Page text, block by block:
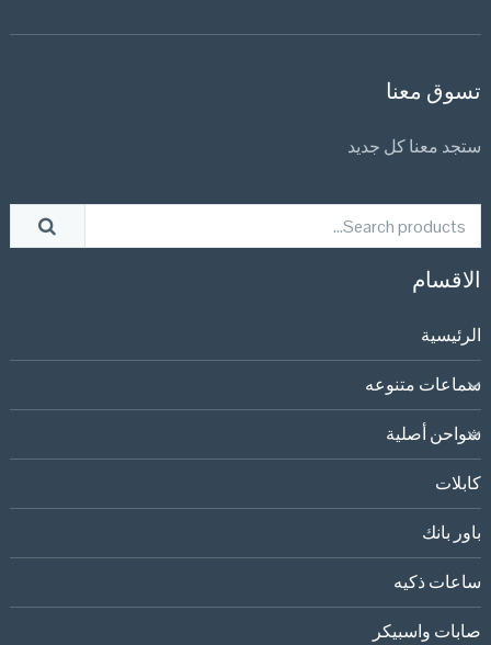
تسوق معنا
ستجد معنا كل جديد
الاقسام
الرئيسية
سماعات متنوعه
شواحن أصلية
كابلات
باور بانك
ساعات ذكيه
صابات واسبيكر